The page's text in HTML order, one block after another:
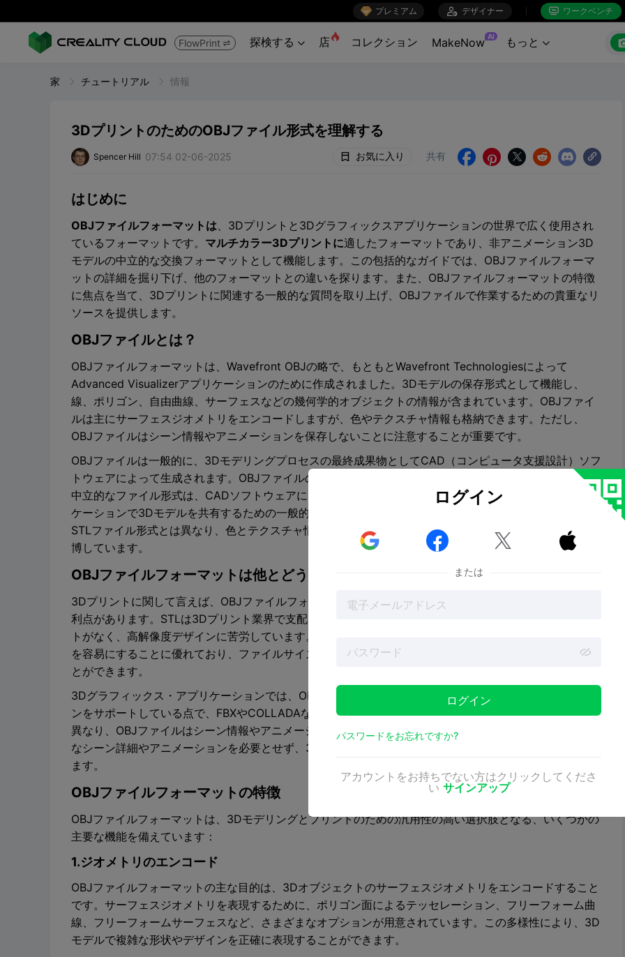
 プレミアム  デザイナー  ワークベンチ
FlowPrint  探検する  店 コレクション MakeNow AI もっと 
家 チュートリアル 情報
3DプリントのためのOBJファイル形式を理解する
Spencer Hill 07:54 02-06-2025 お気に入り 共有     
はじめに
OBJファイルフォーマットは、3Dプリントと3Dグラフィックスアプリケーションの世界で広く使用され
ているフォーマットです。 マルチカラー3Dプリントに適したフォーマットであり、非アニメーション3D
モデルの中立的な交換フォーマットとして機能します。この包括的なガイドでは、OBJファイルフォーマ
ットの詳細を掘り下げ、他のフォーマットとの違いを探ります。また、OBJファイルフォーマットの特徴
に焦点を当て、3Dプリントに関連する一般的な質問を取り上げ、OBJファイルで作業するための貴重なリ
ソースを提供します。
OBJファイルとは？
OBJファイルフォーマットは、Wavefront OBJの略で、もともとWavefront Technologiesによって
Advanced Visualizerアプリケーションのために作成されました。3Dモデルの保存形式として機能し、
線、ポリゴン、自由曲線、サーフェスなどの幾何学的オブジェクトの情報が含まれています。OBJファイ
ルは主にサーフェスジオメトリをエンコードしますが、色やテクスチャ情報も格納できます。ただし、
OBJファイルはシーン情報やアニメーションを保存しないことに注意することが重要です。
OBJファイルは一般的に、3Dモデリングプロセスの最終成果物としてCAD（コンピュータ支援設計）ソフ
トウェアによって生成されます。OBJファイルのファイル拡張子は「.obj」です。このオープンソースで
中立的なファイル形式は、CADソフトウェアによって広くサポートされているため、グラフィックアプリ
ケーションで3Dモデルを共有するための一般的な選択肢となっています。さらに、OBJファイル形式は、
STLファイル形式とは異なり、色とテクスチャ情報を保存できるため、マルチカラー3Dプリントで人気を
博しています。
OBJファイルフォーマットは他とどう違うのか？
3Dプリントに関して言えば、OBJファイルフォーマットはSTLなどの他のフォーマットと比較して明確な
利点があります。STLは3Dプリント業界で支配的なフォーマットですが、マルチカラープリントのサポー
トがなく、高解像度デザインに苦労しています。一方、OBJファイルは、正確なマルチカラー3Dプリント
を容易にすることに優れており、ファイルサイズを大幅に増加させることなく高解像度デザインを扱うこ
とができます。
3Dグラフィックス・アプリケーションでは、OBJファイル・フォーマットは、シーン情報とアニメーショ
ンをサポートしている点で、FBXやCOLLADAなどのフォーマットとは異なります。FBXやCOLLADAとは
異なり、OBJファイルはシーン情報やアニメーションをサポートしていません。このため、OBJは、複雑
なシーン詳細やアニメーションを必要とせず、3Dモデルデータの保存と交換のみが必要な場合に適してい
ます。
OBJファイルフォーマットの特徴
OBJファイルフォーマットは、3Dモデリングとプリントのための汎用性の高い選択肢となる、いくつかの
主要な機能を備えています：
1.ジオメトリのエンコード
OBJファイルフォーマットの主な目的は、3Dオブジェクトのサーフェスジオメトリをエンコードすること
です。サーフェスジオメトリを表現するために、ポリゴン面によるテッセレーション、フリーフォーム曲
線、フリーフォームサーフェスなど、さまざまなオプションが用意されています。この多様性により、3D
モデルで複雑な形状やデザインを正確に表現することができます。
ログイン
  
または
ログイン
パスワードをお忘れですか?
アカウントをお持ちでない方はクリックしてくださ
い サインアップ